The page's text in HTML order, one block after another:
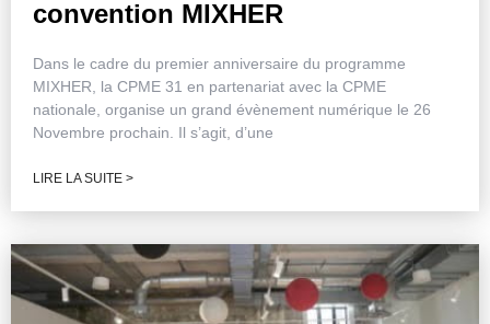
convention MIXHER
Dans le cadre du premier anniversaire du programme
MIXHER, la CPME 31 en partenariat avec la CPME
nationale, organise un grand évènement numérique le 26
Novembre prochain. Il s’agit, d’une
LIRE LA SUITE >